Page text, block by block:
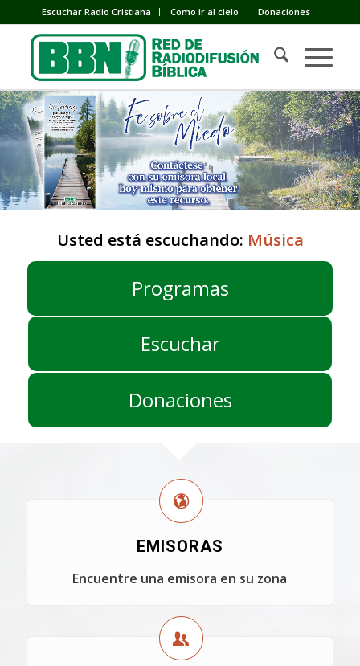
Escuchar Radio Cristiana Como ir al cielo Donaciones
Usted está escuchando: Música
Programas
Escuchar
Donaciones
EMISORAS
Encuentre una emisora en su zona